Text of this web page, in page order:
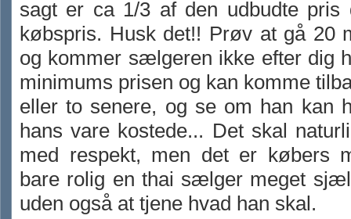
sagt er ca 1/3 af den udbudte pris
købspris. Husk det!! Prøv at gå 20
og kommer sælgeren ikke efter dig
minimums prisen og kan komme
eller to senere, og se om han kan
hans vare kostede... Det skal
med respekt, men det er købers
bare rolig en thai sælger meget
uden også at tjene hvad han skal.